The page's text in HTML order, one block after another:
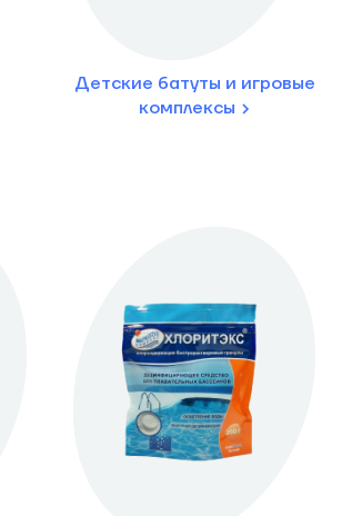
Детские батуты и игровые
комплексы